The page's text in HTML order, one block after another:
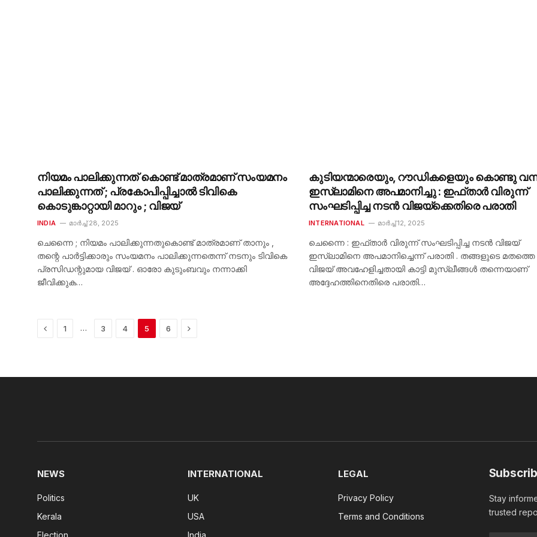
നിയമം പാലിക്കുന്നത് കൊണ്ട് മാത്രമാണ് സംയമനം
പാലിക്കുന്നത് ; പ്രകോപിപ്പിച്ചാൽ ടിവികെ
കൊടുങ്കാറ്റായി മാറും ; വിജയ്
INDIA മാർച്ച്‌ 28, 2025
ചെന്നൈ ; നിയമം പാലിക്കുന്നതുകൊണ്ട് മാത്രമാണ് താനും ,
തന്റെ പാർട്ടിക്കാരും സംയമനം പാലിക്കുന്നതെന്ന് നടനും ടിവികെ
പ്രസിഡന്റുമായ വിജയ് . ഓരോ കുടുംബവും നന്നാക്കി
ജീവിക്കുക…
കുടിയന്മാരെയും, റൗഡികളെയും കൊണ്ടു
ഇസ്ലാമിനെ അപമാനിച്ചു : ഇഫ്താർ വിരുന്ന്
സംഘടിപ്പിച്ച നടൻ വിജയ്ക്കെതിരെ പരാതി
INTERNATIONAL മാർച്ച്‌ 12, 2025
ചെന്നൈ : ഇഫ്താർ വിരുന്ന് സംഘടിപ്പിച്ച നടൻ വിജയ്
ഇസ്ലാമിനെ അപമാനിച്ചെന്ന് പരാതി . തങ്ങളുടെ മതത്തെ
വിജയ് അവഹേളിച്ചതായി കാട്ടി മുസ്ലീങ്ങൾ തന്നെയാണ്
അദ്ദേഹത്തിനെതിരെ പരാതി…
Previous
1 … 3 4 5 6 Next
NEWS
Politics
Kerala
INTERNATIONAL
UK
USA
LEGAL
Privacy Policy
Terms and Conditions
Stay
trusted